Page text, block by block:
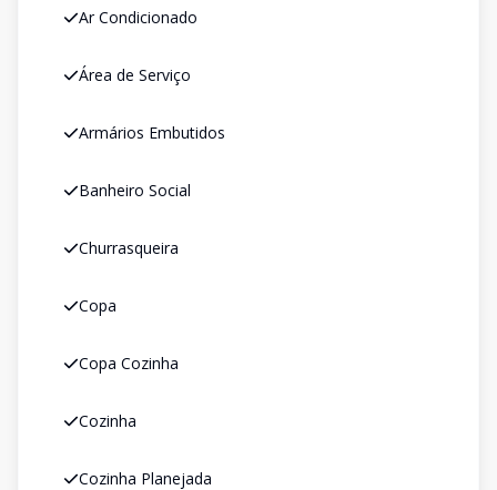
Ar Condicionado
Área de Serviço
Armários Embutidos
Banheiro Social
Churrasqueira
Copa
Copa Cozinha
Cozinha
Cozinha Planejada